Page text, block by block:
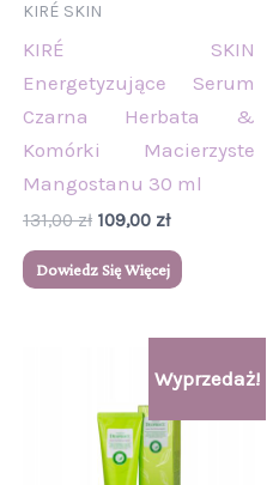
KIRÉ SKIN
KIRÉ SKIN
Energetyzujące Serum
Czarna Herbata &
Komórki Macierzyste
Mangostanu 30 ml
131,00zł 109,00 zł
Dowiedz Się Więcej
Wyprzedaż!
wynosiła:
94,00 zł.
cena
85,00 zł.